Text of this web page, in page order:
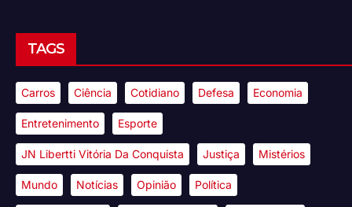
TAGS
Carros Ciência Cotidiano Defesa Economia
Entretenimento Esporte
JN Libertti Vitória Da Conquista Justiça Mistérios
Mundo Notícias Opinião Política